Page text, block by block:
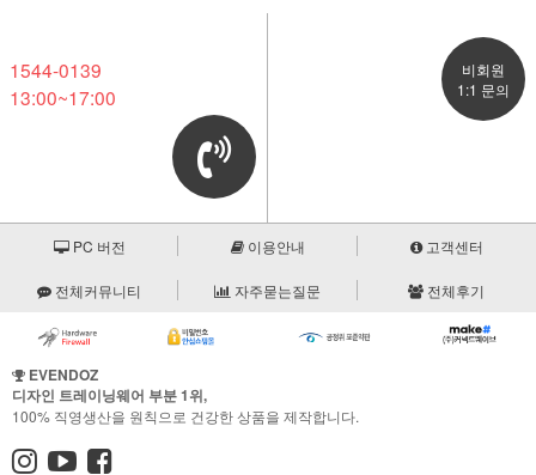
1544-0139
13:00~17:00
비회원
1:1 문의
PC 버전 이용안내 고객센터
전체커뮤니티 자주묻는질문 전체후기
EVENDOZ
디자인 트레이닝웨어 부분 1위,
100% 직영생산을 원칙으로 건강한 상품을 제작합니다.